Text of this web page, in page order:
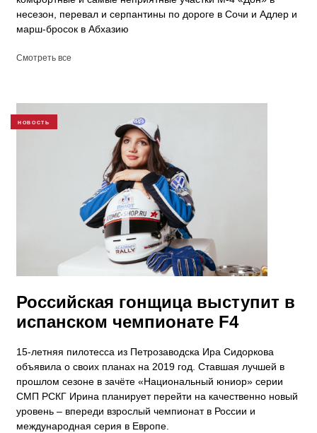
несезон, перевал и серпантины по дороге в Сочи и Адлер и
марш-бросок в Абхазию
Смотреть все
НОВОСТЬ
Российская гонщица выступит в
испанском чемпионате F4
15-летняя пилотесса из Петрозаводска Ира Сидоркова
объявила о своих планах на 2019 год. Ставшая лучшей в
прошлом сезоне в зачёте «Национальный юниор» серии
СМП РСКГ Ирина планирует перейти на качественно новый
уровень – впереди взрослый чемпионат в России и
международная серия в Европе.